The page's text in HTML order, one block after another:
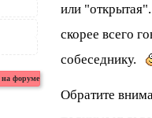
или
скорее всего
собеседнику.
Обратите